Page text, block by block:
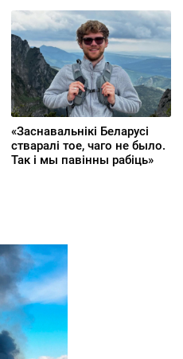
«Заснавальнікі Беларусі
стваралі тое, чаго не было.
Так і мы павінны рабіць»